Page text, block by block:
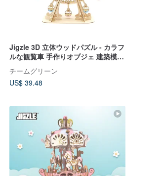
Jigzle 3D 立体ウッドパズル - カラフ
ルな観覧車 手作りオブジェ 建築模型
チームグリーン
US$ 39.48